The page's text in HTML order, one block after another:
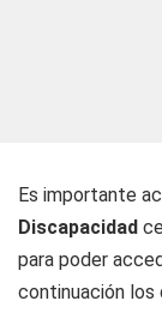
Es importante
Discapacidad
para poder
continuación los